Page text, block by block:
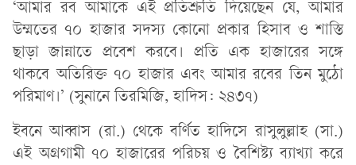
‘আমার রব আমাকে এই প্রতিশ্রুতি দিয়েছেন যে, আমার
উম্মতের ৭০ হাজার সদস্য কোনো প্রকার হিসাব ও শাস্তি
ছাড়া জান্নাতে প্রবেশ করবে। প্রতি এক হাজারের সঙ্গে
থাকবে অতিরিক্ত ৭০ হাজার এবং আমার রবের তিন মুঠো
পরিমাণ।’ (সুনানে তিরমিজি, হাদিস: ২৪৩৭)
ইবনে আব্বাস (রা.) থেকে বর্ণিত হাদিসে রাসুলুল্লাহ (সা.)
এই অগ্রগামী ৭০ হাজারের পরিচয় ও বৈশিষ্ট্য ব্যাখ্যা করে